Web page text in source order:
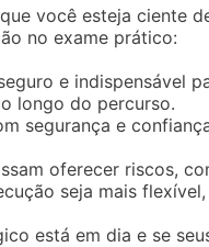
você esteja ciente
no exame prático:
e indispensável
longo do percurso.
segurança e
oferecer riscos,
seja mais
está em dia e se